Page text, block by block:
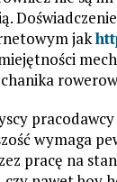
jak
wymaga
pracę na